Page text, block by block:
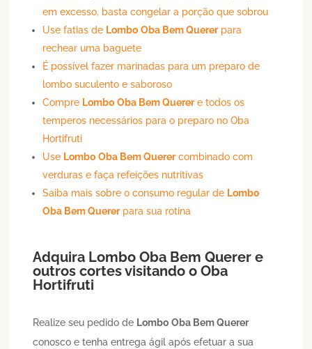
em excesso, basta congelar a porção que sobrou
Use fatias de Lombo Oba Bem Quererpara
rechear uma baguete
É possível fazer marinadas para um preparo de
lombo suculento e saboroso
Compre Lombo Oba Bem Querere todos os
temperos necessários para o preparo no Oba
Hortifruti
Use Lombo Oba Bem Querercombinado com
verduras e faça refeições nutritivas
Saiba mais sobre o consumo regular de Lombo
Oba Bem Quererpara sua rotina
Adquira Lombo Oba Bem Querer e
outros cortes visitando o Oba
Hortifruti
Realize seu pedido de Lombo Oba Bem Querer
conosco e tenha entrega ágil após efetuar a sua